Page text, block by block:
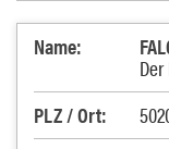
Name:
PLZ / Ort: